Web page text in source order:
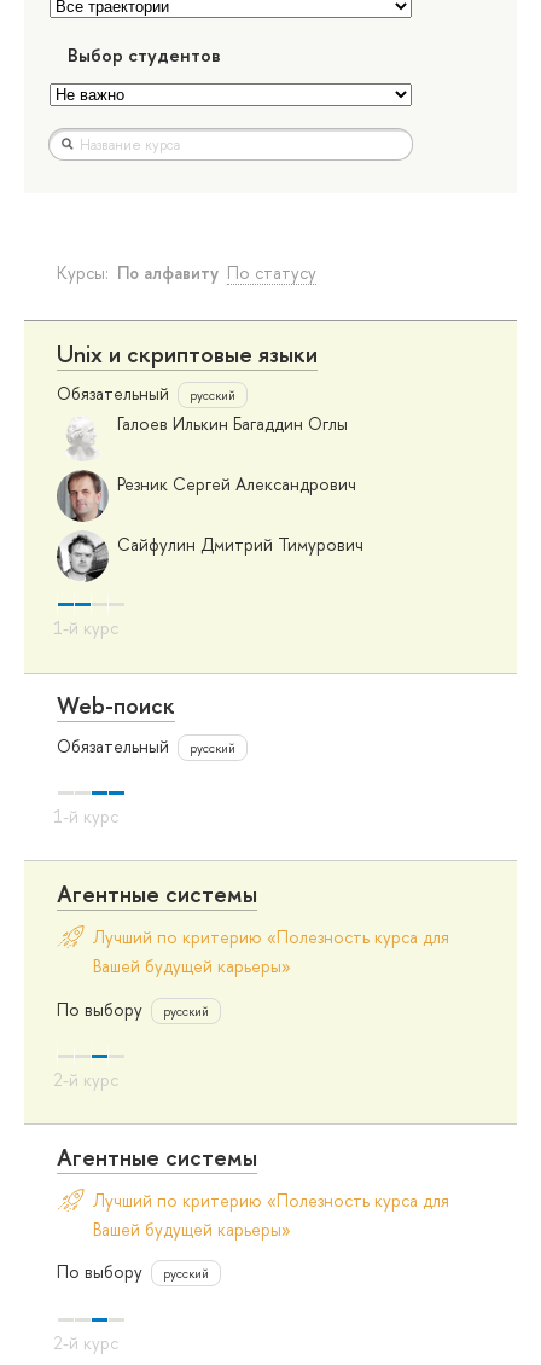
Выбор студентов
Курсы: По алфавиту По статусу
Галоев Илькин Багаддин Оглы
Резник Сергей Александрович
Сайфулин Дмитрий Тимурович
Unix и скриптовые языки
Обязательный русский
Web-поиск
Обязательный русский
Агентные системы
Лучший по критерию «Полезность курса для
Вашей будущей карьеры»
По выбору
русский
Агентные системы
Лучший по критерию «Полезность курса для
Вашей будущей карьеры»
По выбору
русский